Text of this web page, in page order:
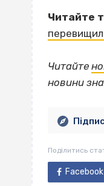
Читайте
Читайте
новини
Поділитись
Facebook